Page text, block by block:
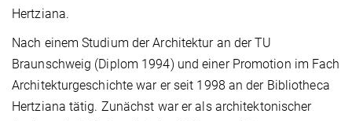
Hertziana.
Nach einem Studium der Architektur an der TU
Braunschweig (Diplom 1994) und einer Promotion im Fach
Architekturgeschichte war er seit 1998 an der Bibliotheca
Hertziana tätig. Zunächst war er als architektonischer